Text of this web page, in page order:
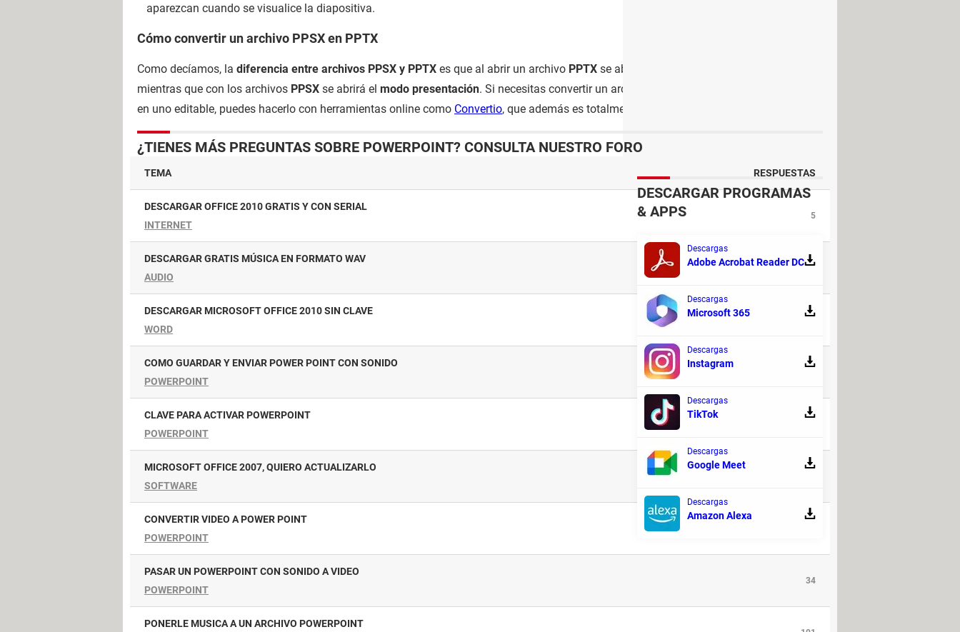
aparezcan cuando se visualice la diapositiva.
Cómo convertir un archivo PPSX en PPTX
Como decíamos, la diferencia entre archivos PPSX y PPTX es que al abrir un archivo PPTX se abrirá el
mientras que con los archivos PPSX se abrirá el modo presentación. Si necesitas convertir un archivo de solo lectura (o presentación)
en uno editable, puedes hacerlo con herramientas online como Convertio, que además es totalmente gratuita.
¿TIENES MÁS PREGUNTAS SOBRE POWERPOINT? CONSULTA NUESTRO FORO
TEMA RESPUESTAS
DESCARGAR OFFICE 2010 GRATIS Y CON SERIAL
INTERNET
5
DESCARGAR GRATIS MÚSICA EN FORMATO WAV
AUDIO
1
DESCARGAR MICROSOFT OFFICE 2010 SIN CLAVE
WORD
1
COMO GUARDAR Y ENVIAR POWER POINT CON SONIDO
POWERPOINT
CLAVE PARA ACTIVAR POWERPOINT
POWERPOINT
MICROSOFT OFFICE 2007, QUIERO ACTUALIZARLO
SOFTWARE
CONVERTIR VIDEO A POWER POINT
POWERPOINT
PASAR UN POWERPOINT CON SONIDO A VIDEO
POWERPOINT
34
PONERLE MUSICA A UN ARCHIVO POWERPOINT
DESCARGAR PROGRAMAS
& APPS
Descargas
Adobe Acrobat Reader DC
Descargas
Microsoft 365
Descargas
Instagram
Descargas
TikTok
Descargas
Google Meet
Descargas
Amazon Alexa